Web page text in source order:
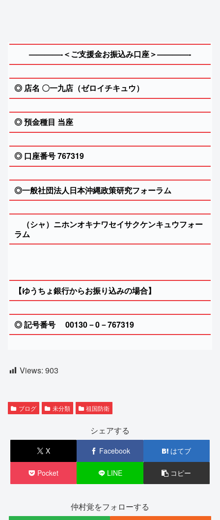
————-＜ご支援金お振込み口座＞————-
◎ 店名 〇一九店（ゼロイチキュウ）
◎ 預金種目 当座
◎ 口座番号 767319
◎一般社団法人日本沖縄政策研究フォーラム
（シャ）ニホンオキナワセイサクケンキュウフォー
ラム
【ゆうちょ銀行からお振り込みの場合】
◎ 記号番号 00130－0－767319
Views: 903
ブログ 未分類 祖国防衛
シェアする
X Facebook はてブ
Pocket LINE コピー
仲村覚をフォローする